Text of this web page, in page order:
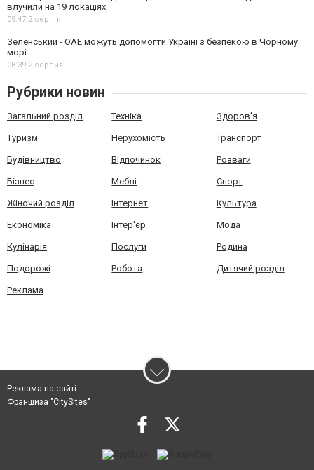
влучили на 19 локаціях
09:47,2 серпня
Зеленський - ОАЕ можуть допомогти Україні з безпекою в Чорному
морі
08:39,2 серпня
Рубрики новин
Загальний розділ Техніка Здоров'я
Туризм Нерухомість Транспорт
Будівництво Відпочинок Розваги
Бізнес Меблі Спорт
Жіночий розділ Інтернет Культура
Економіка Інтер'єр Мода
Кулінарія Послуги Родина
Подорожі Робота Дитячий розділ
Реклама
Реклама на сайті
Франшиза "CitySites"